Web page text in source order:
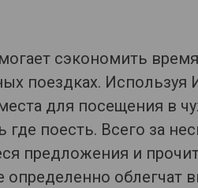
сэкономить
поездках. Используя
для посещения в
где поесть. Всего за
предложения и
облегчат